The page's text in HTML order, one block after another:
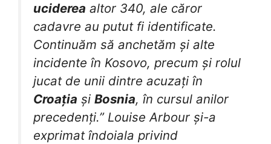
uciderea altor 340, ale căror
cadavre au putut fi identificate.
Continuăm să anchetăm și alte
incidente în Kosovo, precum și rolul
jucat de unii dintre acuzați în
Croația și Bosnia, în cursul anilor
precedenți.” Louise Arbour și-a
exprimat îndoiala privind